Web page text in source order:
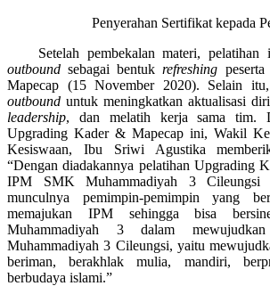
Penyerahan Sertifikat kepada
Setelah pembekalan materi, pelatihan
outboundsebagai bentukrefreshing
Mapecap (15 November 2020). Selain
outbound untuk meningkatkan aktualisasi
leadership, dan melatih kerja sama tim.
Upgrading Kader & Mapecap ini, Wakil
Kesiswaan, Ibu Sriwi Agustika
“Dengan diadakannya pelatihan Upgrading
IPM SMK Muhammadiyah 3 Cileungsi
munculnya pemimpin-pemimpin yang
memajukan IPM sehingga bisa
Muhammadiyah 3 dalam
Muhammadiyah 3 Cileungsi, yaitu
beriman, berakhlak mulia, mandiri,
berbudaya islami.”